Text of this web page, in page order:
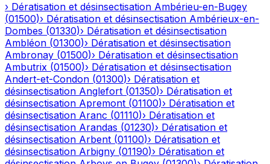
› Dératisation et désinsectisation Ambérieu-en-Bugey
(01500)› Dératisation et désinsectisation Ambérieux-en-
Dombes (01330)› Dératisation et désinsectisation
Ambléon (01300)› Dératisation et désinsectisation
Ambronay (01500)› Dératisation et désinsectisation
Ambutrix (01500)› Dératisation et désinsectisation
Andert-et-Condon (01300)› Dératisation et
désinsectisation Anglefort (01350)› Dératisation et
désinsectisation Apremont (01100)› Dératisation et
désinsectisation Aranc (01110)› Dératisation et
désinsectisation Arandas (01230)› Dératisation et
désinsectisation Arbent (01100)› Dératisation et
désinsectisation Arbigny (01190)› Dératisation et